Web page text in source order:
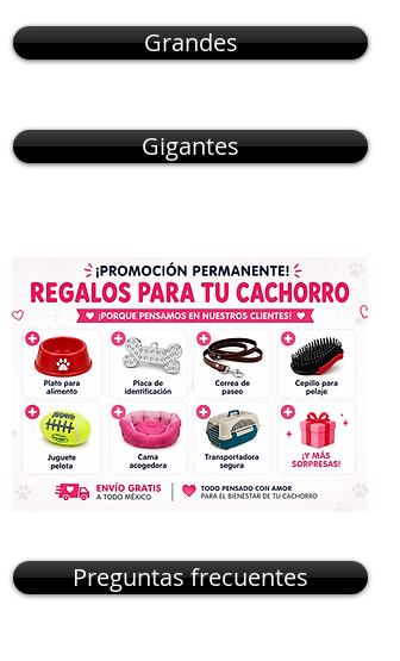
Grandes
Gigantes
Preguntas frecuentes